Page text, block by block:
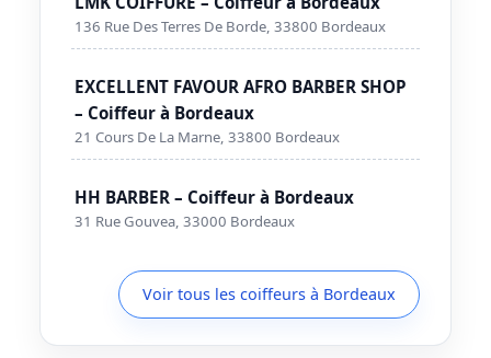
136 Rue Des Terres De Borde, 33800 Bordeaux
EXCELLENT FAVOUR AFRO BARBER SHOP
– Coiffeur à Bordeaux
21 Cours De La Marne, 33800 Bordeaux
HH BARBER – Coiffeur à Bordeaux
31 Rue Gouvea, 33000 Bordeaux
Voir tous les coiffeurs à Bordeaux